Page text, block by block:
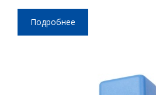
Подробнее